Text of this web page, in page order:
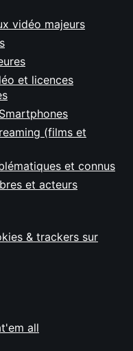
vidéo majeurs
et licences
(films et
et connus
et acteurs
& trackers sur
all